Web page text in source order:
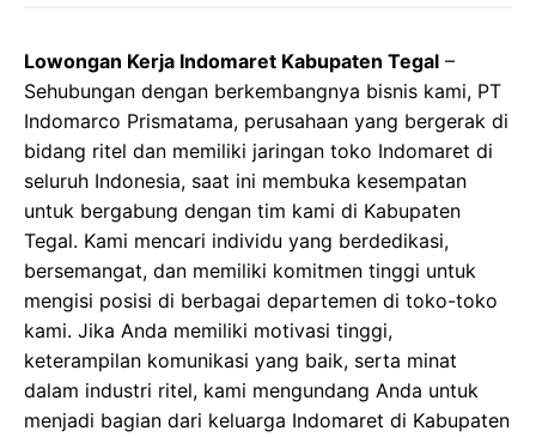
Lowongan Kerja Indomaret Kabupaten Tegal –
Sehubungan dengan berkembangnya bisnis kami, PT
Indomarco Prismatama, perusahaan yang bergerak di
bidang ritel dan memiliki jaringan toko Indomaret di
seluruh Indonesia, saat ini membuka kesempatan
untuk bergabung dengan tim kami di Kabupaten
Tegal. Kami mencari individu yang berdedikasi,
bersemangat, dan memiliki komitmen tinggi untuk
mengisi posisi di berbagai departemen di toko-toko
kami. Jika Anda memiliki motivasi tinggi,
keterampilan komunikasi yang baik, serta minat
dalam industri ritel, kami mengundang Anda untuk
menjadi bagian dari keluarga Indomaret di Kabupaten